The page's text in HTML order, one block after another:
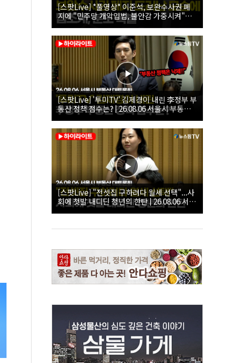
[스팟Live] *풀영상* 이준석, 보완수사권 폐
지에 "민주당 개악입법, 불안감 가중시켜"｜
26.08.06 개혁신당 보완수사권 폐지 토론회
[스팟Live] '투미TV' 김제경이 내린 李정부 부
동산 정책 점수는? | 26.08.06 서울시 부동산
대토론회
[스팟Live] "전셋집 구하려다 월세 선택"...사
회에 첫발 내디딘 청년의 한탄 | 26.08.06 서울
시 부동산 대토론회